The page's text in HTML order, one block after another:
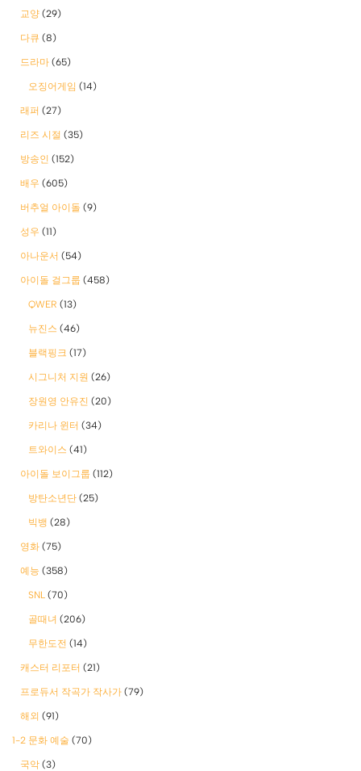
교양 (29)
다큐 (8)
드라마 (65)
오징어게임 (14)
래퍼 (27)
리즈 시절 (35)
방송인 (152)
배우 (605)
버추얼 아이돌 (9)
성우 (11)
아나운서 (54)
아이돌 걸그룹 (458)
QWER (13)
뉴진스 (46)
블랙핑크 (17)
시그니처 지원 (26)
장원영 안유진 (20)
카리나 윈터 (34)
트와이스 (41)
아이돌 보이그룹 (112)
방탄소년단 (25)
빅뱅 (28)
영화 (75)
예능 (358)
SNL (70)
골때녀 (206)
무한도전 (14)
캐스터 리포터 (21)
프로듀서 작곡가 작사가 (79)
해외 (91)
1-2 문화 예술 (70)
국악 (3)